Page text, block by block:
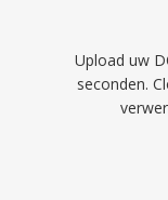
Upload uw
seconden.